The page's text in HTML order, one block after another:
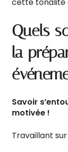
cette tonalité
Quels
la
Savoir
motivée !
Travaillant